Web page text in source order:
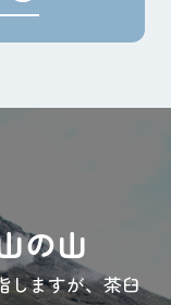
の山
しますが、茶臼